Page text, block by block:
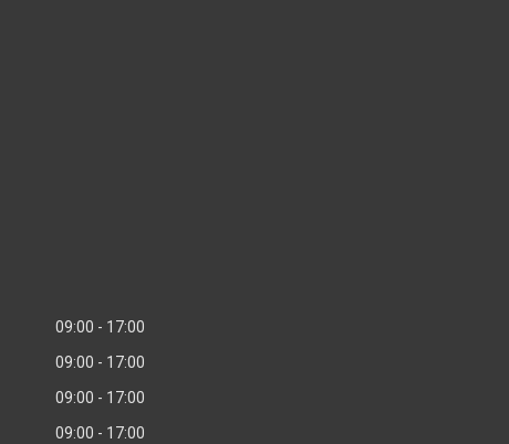
09:00
17:00
09:00
17:00
09:00
17:00
09:00
17:00